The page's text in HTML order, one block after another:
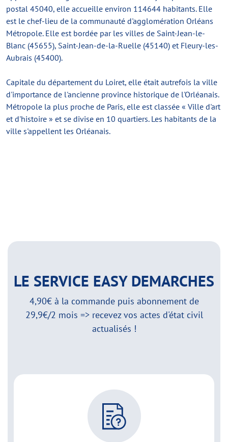
postal 45040, elle accueille environ 114644 habitants. Elle
est le chef-lieu de la communauté d'agglomération Orléans
Métropole. Elle est bordée par les villes de Saint-Jean-le-
Blanc (45655), Saint-Jean-de-la-Ruelle (45140) et Fleury-les-
Aubrais (45400).
Capitale du département du Loiret, elle était autrefois la ville
d'importance de l'ancienne province historique de l'Orléanais.
Métropole la plus proche de Paris, elle est classée « Ville d'art
et d'histoire » et se divise en 10 quartiers. Les habitants de la
ville s'appellent les Orléanais.
LE SERVICE EASY DEMARCHES
4,90€ à la commande puis abonnement de
29,9€/2 mois => recevez vos actes d'état civil
actualisés !